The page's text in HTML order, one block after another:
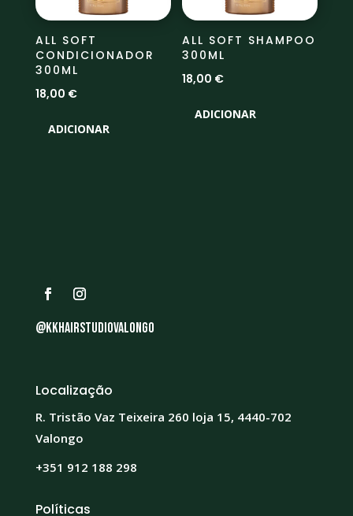
ALL SOFT
CONDICIONADOR
300ML
18,00 €
ADICIONAR
ALL SOFT SHAMPOO
300ML
18,00 €
ADICIONAR
@kkhairstudiovalongo
Localização
R. Tristão Vaz Teixeira 260 loja 15, 4440-702
Valongo
+351 912 188 298
Políticas